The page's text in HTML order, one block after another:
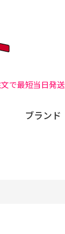
で最短当日発送
ブランド